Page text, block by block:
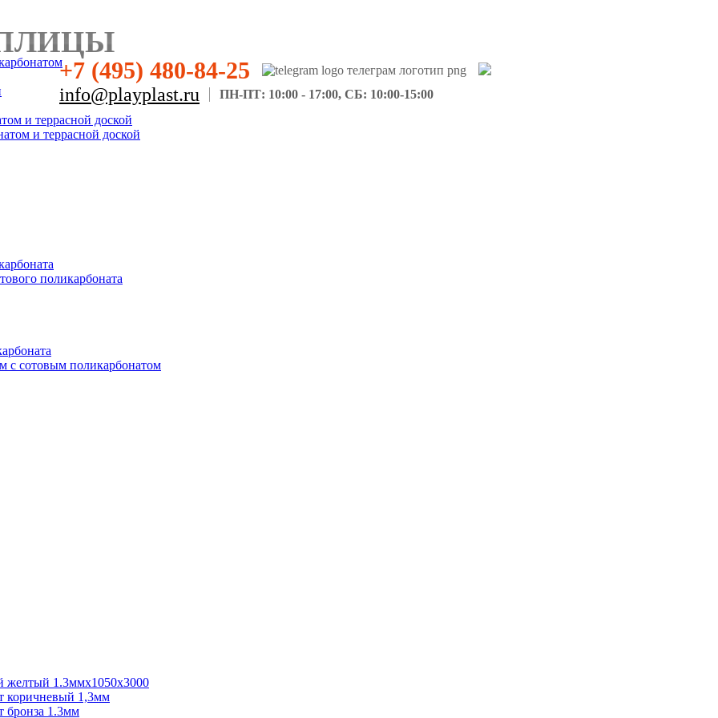
+7 (495) 480-84-25
info@playplast.ru ПН-ПТ: 10:00 - 17:00, СБ: 10:00-15:00
и террасной доской
и террасной доской
поликарбоната
с сотовым поликарбонатом
желтый 1.3ммх1050х3000
коричневый 1,3мм
бронза 1.3мм